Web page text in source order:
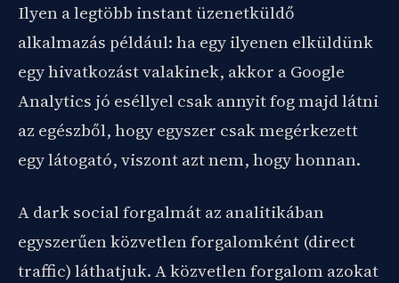
Ilyen a legtöbb instant üzenetküldő
alkalmazás például: ha egy ilyenen elküldünk
egy hivatkozást valakinek, akkor a Google
Analytics jó eséllyel csak annyit fog majd látni
az egészből, hogy egyszer csak megérkezett
egy látogató, viszont azt nem, hogy honnan.
A dark social forgalmát az analitikában
egyszerűen közvetlen forgalomként (direct
traffic) láthatjuk. A közvetlen forgalom azokat